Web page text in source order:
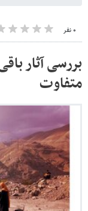
۰ نفر
بررسی آثار
متفاوت